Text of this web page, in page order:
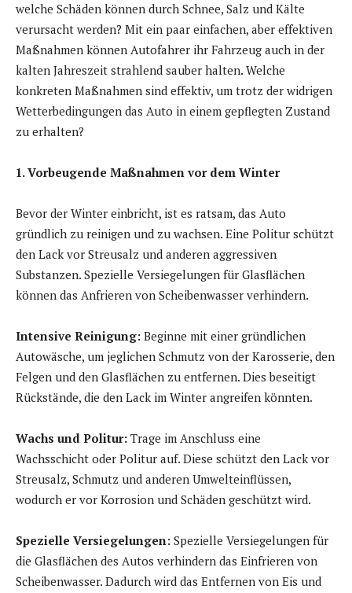
welche Schäden können durch Schnee, Salz und Kälte
verursacht werden? Mit ein paar einfachen, aber effektiven
Maßnahmen können Autofahrer ihr Fahrzeug auch in der
kalten Jahreszeit strahlend sauber halten. Welche
konkreten Maßnahmen sind effektiv, um trotz der widrigen
Wetterbedingungen das Auto in einem gepflegten Zustand
zu erhalten?
1. Vorbeugende Maßnahmen vor dem Winter
Bevor der Winter einbricht, ist es ratsam, das Auto
gründlich zu reinigen und zu wachsen. Eine Politur schützt
den Lack vor Streusalz und anderen aggressiven
Substanzen. Spezielle Versiegelungen für Glasflächen
können das Anfrieren von Scheibenwasser verhindern.
Intensive Reinigung: Beginne mit einer gründlichen
Autowäsche, um jeglichen Schmutz von der Karosserie, den
Felgen und den Glasflächen zu entfernen. Dies beseitigt
Rückstände, die den Lack im Winter angreifen könnten.
Wachs und Politur: Trage im Anschluss eine
Wachsschicht oder Politur auf. Diese schützt den Lack vor
Streusalz, Schmutz und anderen Umwelteinflüssen,
wodurch er vor Korrosion und Schäden geschützt wird.
Spezielle Versiegelungen: Spezielle Versiegelungen für
die Glasflächen des Autos verhindern das Einfrieren von
Scheibenwasser. Dadurch wird das Entfernen von Eis und